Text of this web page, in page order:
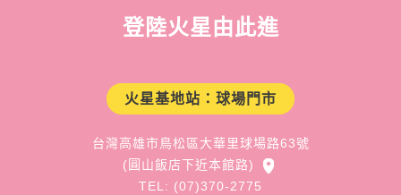
登陸火星由此進
火星基地站：球場門市
台灣高雄市鳥松區大華里球場路63號
(圓山飯店下近本館路)
TEL: (07)370-2775